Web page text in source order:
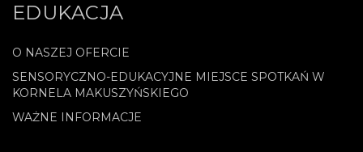
EDUKACJA
O NASZEJ OFERCIE
SENSORYCZNO-EDUKACYJNE MIEJSCE SPOTKAŃ W
KORNELA MAKUSZYŃSKIEGO
WAŻNE INFORMACJE